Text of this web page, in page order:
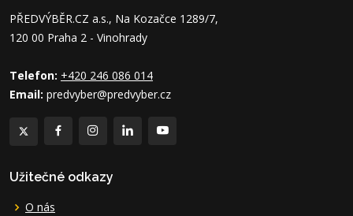
PŘEDVÝBĚR.CZ a.s., Na Kozačce 1289/7,
120 00 Praha 2 - Vinohrady
Telefon: +420 246 086 014
Email: predvyber@predvyber.cz
Užitečné odkazy
O nás